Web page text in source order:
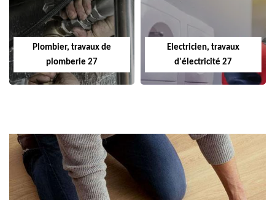
Plombier, travaux de
plomberie 27
Electricien, travaux
d'électricité 27